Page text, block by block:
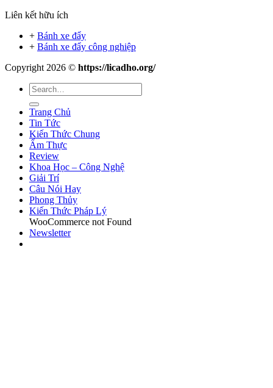
Liên kết hữu ích
+ Bánh xe đẩy
+ Bánh xe đẩy công nghiệp
Copyright 2026 © https://licadho.org/
Trang Chủ
Tin Tức
Kiến Thức Chung
Ẩm Thực
Review
Khoa Học – Công Nghệ
Giải Trí
Câu Nói Hay
Phong Thủy
Kiến Thức Pháp Lý
WooCommerce not Found
Newsletter